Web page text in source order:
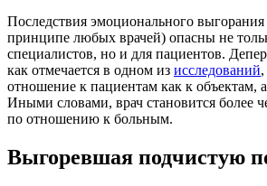
Последствия эмоционального
принципе любых врачей) опасны не
специалистов, но и для пациентов.
как отмечается в одном из исследований
отношение к пациентам как к объектам,
Иными словами, врач становится более
по отношению к больным.
Выгоревшая подчистую